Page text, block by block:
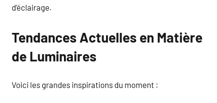
d’éclairage.
Tendances Actuelles en Matière
de Luminaires
Voici les grandes inspirations du moment :